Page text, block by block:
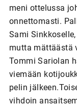
meni ottelussa
onnettomasti.
Sami
mutta mättäästä
Tommi Sariolan
viemään
pelin
vihdoin